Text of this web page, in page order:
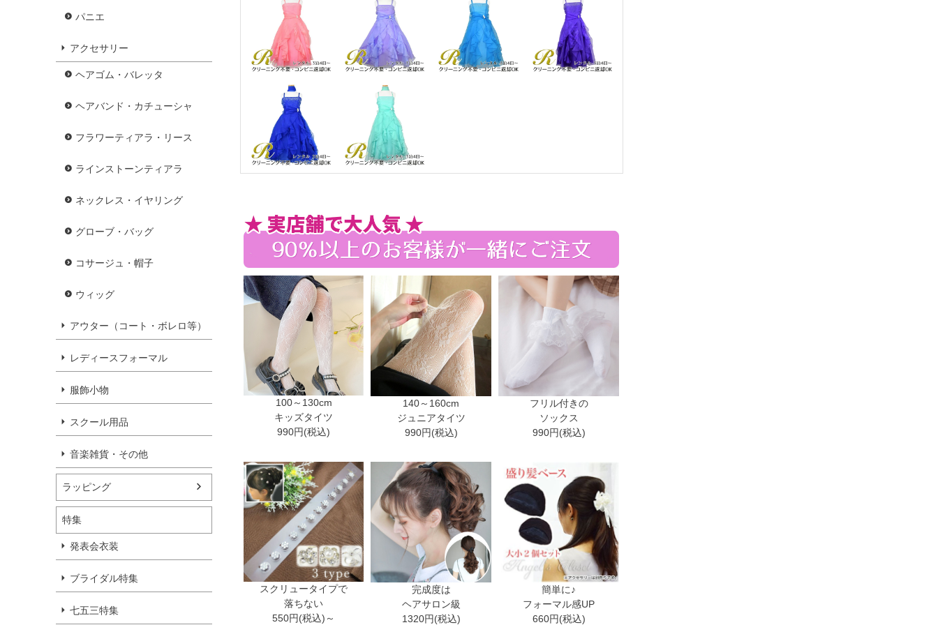
パニエ
アクセサリー
ヘアゴム・バレッタ
ヘアバンド・カチューシャ
フラワーティアラ・リース
ラインストーンティアラ
ネックレス・イヤリング
グローブ・バッグ
コサージュ・帽子
ウィッグ
アウター（コート・ボレロ等）
レディースフォーマル
服飾小物
スクール用品
音楽雑貨・その他
ラッピング
特集
発表会衣装
ブライダル特集
七五三特集
100～130cm
キッズタイツ
990円(税込)
140～160cm
ジュニアタイツ
990円(税込)
フリル付きの
ソックス
990円(税込)
スクリュータイプで
落ちない
550円(税込)～
完成度は
ヘアサロン級
1320円(税込)
簡単に♪
フォーマル感UP
660円(税込)